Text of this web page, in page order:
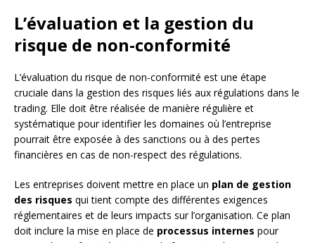
L’évaluation et la gestion du
risque de non-conformité
L’évaluation du risque de non-conformité est une étape
cruciale dans la gestion des risques liés aux régulations dans le
trading. Elle doit être réalisée de manière régulière et
systématique pour identifier les domaines où l’entreprise
pourrait être exposée à des sanctions ou à des pertes
financières en cas de non-respect des régulations.
Les entreprises doivent mettre en place un plan de gestion
des risques qui tient compte des différentes exigences
réglementaires et de leurs impacts sur l’organisation. Ce plan
doit inclure la mise en place de processus internes pour